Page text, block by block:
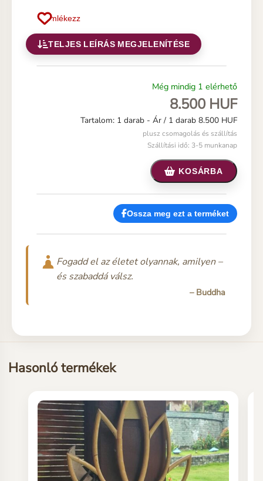
Emlékezz
TELJES LEÍRÁS MEGJELENÍTÉSE
Még mindig 1 elérhető
8.500 HUF
Tartalom: 1 darab - Ár / 1 darab 8.500 HUF
plusz csomagolás és szállítás
Szállítási idő: 3-5 munkanap
KOSÁRBA
Ossza meg ezt a terméket
Fogadd el az életet olyannak, amilyen –
és szabaddá válsz.
– Buddha
Hasonló termékek